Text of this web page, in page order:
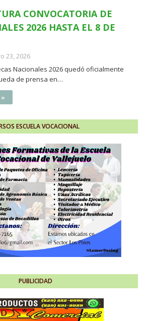
CONVOCATORIA DE
2026 HASTA EL 8 DE
23, 2026
Nacionales 2026 quedó oficialmente
de prensa en…
ESCUELA VOCACIONAL
PUBLICIDAD